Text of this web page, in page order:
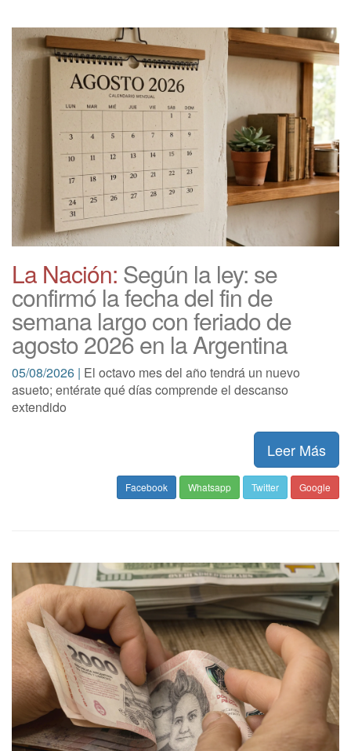
La Nación: Según la ley: se
confirmó la fecha del fin de
semana largo con feriado de
agosto 2026 en la Argentina
05/08/2026 | El octavo mes del año tendrá un nuevo
asueto; entérate qué días comprende el descanso
extendido
Leer Más
Facebook Whatsapp Twitter Google